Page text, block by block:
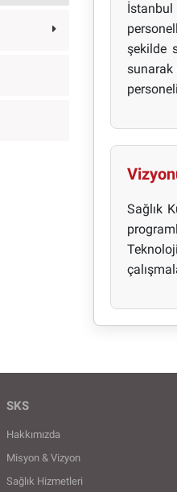
şekilde
sunarak
Sağlık
SKS
Hakkımızda
Misyon & Vizyon
Sağlık Hizmetleri